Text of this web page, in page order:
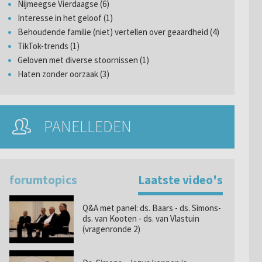
Nijmeegse Vierdaagse (6)
Interesse in het geloof (1)
Behoudende familie (niet) vertellen over geaardheid (4)
TikTok-trends (1)
Geloven met diverse stoornissen (1)
Haten zonder oorzaak (3)
PANELLEDEN
forumtopics Laatste video's
Q&A met panel: ds. Baars - ds. Simons-
ds. van Kooten - ds. van Vlastuin
(vragenronde 2)